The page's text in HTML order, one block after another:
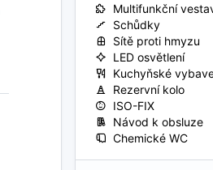
Multifunkční
Schůdky
Sítě proti hmyzu
LED osvětlení
Kuchyňské
Rezervní kolo
ISO-FIX
Návod k obsluze
Chemické WC